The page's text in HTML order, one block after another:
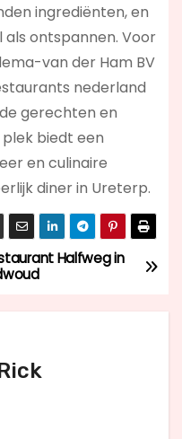
ingrediënten, en
als ontspannen. Voor
van der Ham BV
nederland
gerechten en
biedt een
en culinaire
diner in Ureterp.
Halfweg in